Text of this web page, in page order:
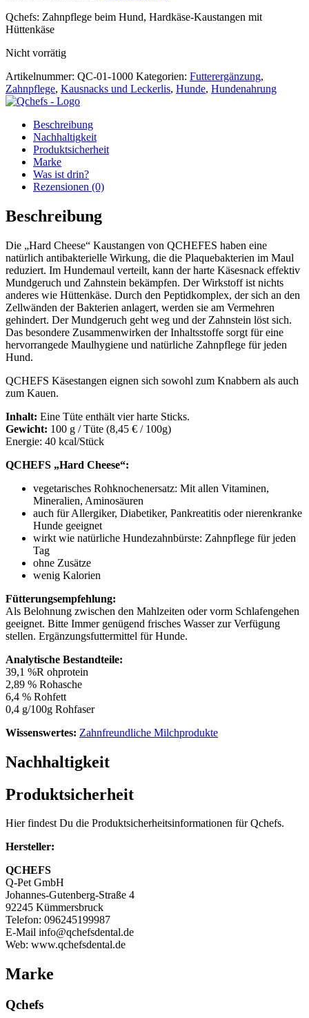
Qchefs: Zahnpflege beim Hund, Hardkäse-Kaustangen mit
Hüttenkäse
Nicht vorrätig
Artikelnummer: QC-01-1000 Kategorien: Futterergänzung,
Zahnpflege, Kausnacks und Leckerlis, Hunde, Hundenahrung
Beschreibung
Nachhaltigkeit
Produktsicherheit
Marke
Was ist drin?
Rezensionen (0)
Beschreibung
Die „Hard Cheese“ Kaustangen von QCHEFES haben eine
natürlich antibakterielle Wirkung, die die Plaquebakterien im Maul
reduziert. Im Hundemaul verteilt, kann der harte Käsesnack effektiv
Mundgeruch und Zahnstein bekämpfen. Der Wirkstoff ist nichts
anderes wie Hüttenkäse. Durch den Peptidkomplex, der sich an den
Zellwänden der Bakterien anlagert, werden sie am Vermehren
gehindert. Der Mundgeruch geht weg und der Zahnstein löst sich.
Das besondere Zusammenwirken der Inhaltsstoffe sorgt für eine
hervorrangede Maulhygiene und natürliche Zahnpflege für jeden
Hund.
QCHEFS Käsestangen eignen sich sowohl zum Knabbern als auch
zum Kauen.
Inhalt: Eine Tüte enthält vier harte Sticks.
Gewicht: 100 g / Tüte (8,45 € / 100g)
Energie: 40 kcal/Stück
QCHEFS „Hard Cheese“:
vegetarisches Rohknochenersatz: Mit allen Vitaminen,
Mineralien, Aminosäuren
auch für Allergiker, Diabetiker, Pankreatitis oder nierenkranke
Hunde geeignet
wirkt wie natürliche Hundezahnbürste: Zahnpflege für jeden
Tag
ohne Zusätze
wenig Kalorien
Fütterungsempfehlung:
Als Belohnung zwischen den Mahlzeiten oder vorm Schlafengehen
geeignet. Bitte Immer genügend frisches Wasser zur Verfügung
stellen. Ergänzungsfuttermittel für Hunde.
Analytische Bestandteile:
39,1 %R ohprotein
2,89 % Rohasche
6,4 % Rohfett
0,4 g/100g Rohfaser
Wissenswertes: Zahnfreundliche Milchprodukte
Nachhaltigkeit
Produktsicherheit
Hier findest Du die Produktsicherheitsinformationen für Qchefs.
Hersteller:
QCHEFS
Q-Pet GmbH
Johannes-Gutenberg-Straße 4
92245 Kümmersbruck
Telefon: 096245199987
E-Mail info@qchefsdental.de
Web: www.qchefsdental.de
Marke
Qchefs